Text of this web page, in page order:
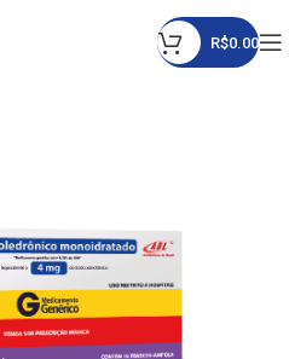
R$0.00